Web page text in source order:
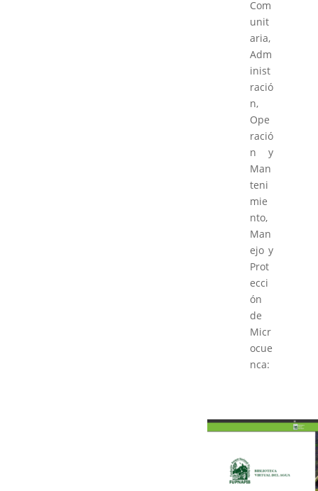
Com
unit
aria,
Adm
inist
ració
n,
Ope
ració
n y
Man
teni
mie
nto,
Man
ejo y
Prot
ecci
ón
de
Micr
ocue
nca: